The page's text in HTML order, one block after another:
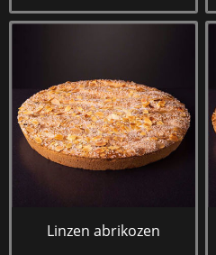
Linzen abrikozen